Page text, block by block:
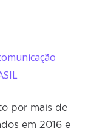
por mais de
em 2016 e